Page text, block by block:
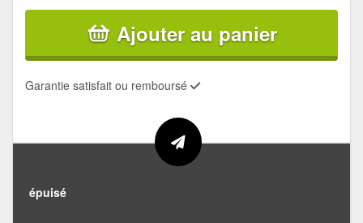
Ajouter au panier
Garantie satisfait ou remboursé
épuisé